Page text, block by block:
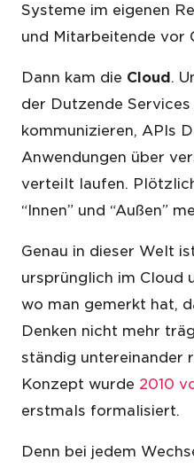
Systeme im eigenen
und Mitarbeitende vor
Dann kam die Cloud.
der Dutzende
kommunizieren, APIs
Anwendungen über
verteilt laufen.
“Innen” und “Außen”
Genau in dieser Welt
ursprünglich im Cloud
wo man gemerkt hat,
Denken nicht mehr
ständig untereinander
Konzept wurde 2010
erstmals formalisiert.
Denn bei jedem